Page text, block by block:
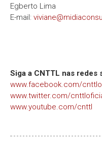
Egberto Lima
E-mail:
Siga a CNTTL nas redes
www.facebook.com/
www.twitter.com/
www.youtube.com/cnttl